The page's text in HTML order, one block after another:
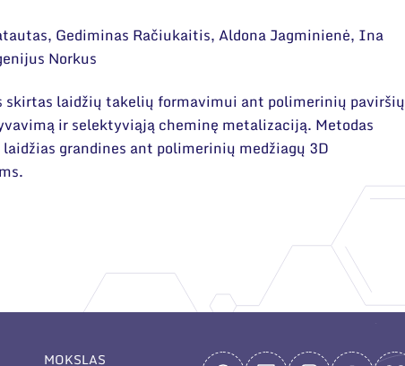
Gediminas Račiukaitis, Aldona Jagminienė, Ina
Norkus
skirtas laidžių takelių formavimui ant polimerinių paviršių
ir selektyviąją cheminę metalizaciją. Metodas
grandines ant polimerinių medžiagų 3D
MOKSLAS